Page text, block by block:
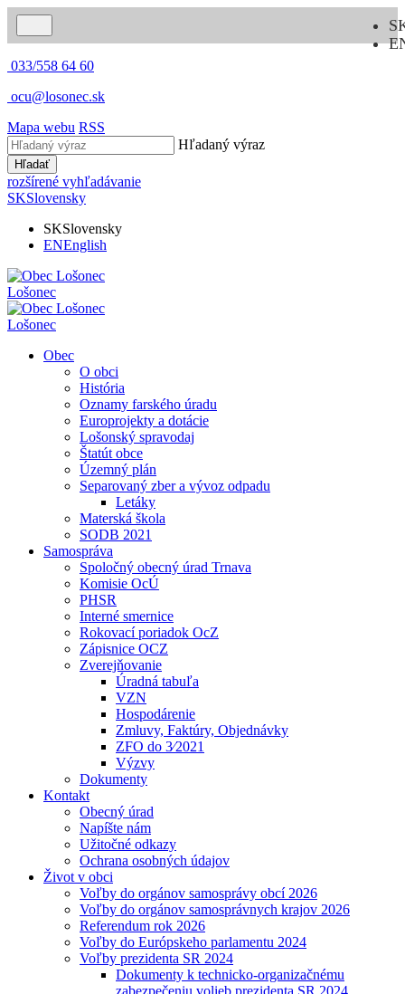
033/558 64 60
ocu@losonec.sk
Mapa webu RSS
Hľadaný výraz
Hľadať
rozšírené vyhľadávanie
SKSlovensky
SKSlovensky
ENEnglish
Lošonec
Lošonec
Obec
O obci
História
Oznamy farského úradu
Europrojekty a dotácie
Lošonský spravodaj
Štatút obce
Územný plán
Separovaný zber a vývoz odpadu
Letáky
Materská škola
SODB 2021
Samospráva
Spoločný obecný úrad Trnava
Komisie OcÚ
PHSR
Interné smernice
Rokovací poriadok OcZ
Zápisnice OCZ
Zverejňovanie
Úradná tabuľa
VZN
Hospodárenie
Zmluvy, Faktúry, Objednávky
ZFO do 3⁄2021
Výzvy
Dokumenty
Kontakt
Obecný úrad
Napíšte nám
Užitočné odkazy
Ochrana osobných údajov
Život v obci
Voľby do orgánov samosprávy obcí 2026
Voľby do orgánov samosprávnych krajov 2026
Referendum rok 2026
Voľby do Európskeho parlamentu 2024
Voľby prezidenta SR 2024
Dokumenty k technicko-organizačnému
zabezpečeniu volieb prezidenta SR 2024